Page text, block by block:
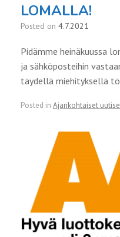
LOMALLA!
Posted on 4.7.2021
Pidämme heinäkuussa
ja sähköposteihin
täydellä miehityksellä
Posted in Ajankohtaiset